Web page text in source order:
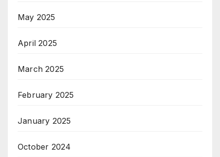
May 2025
April 2025
March 2025
February 2025
January 2025
October 2024